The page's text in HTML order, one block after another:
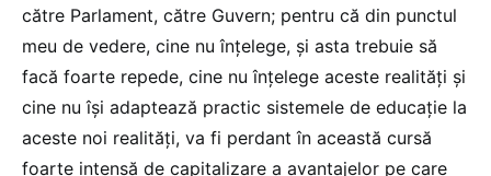
către Parlament, către Guvern; pentru că din punctul
meu de vedere, cine nu înțelege, și asta trebuie să
facă foarte repede, cine nu înțelege aceste realități și
cine nu își adaptează practic sistemele de educație la
aceste noi realități, va fi perdant în această cursă
foarte intensă de capitalizare a avantajelor pe care